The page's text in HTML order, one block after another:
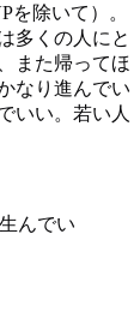
除いて）。
多くの人にと
また帰ってほ
なり進んでい
いい。若い人
んでい